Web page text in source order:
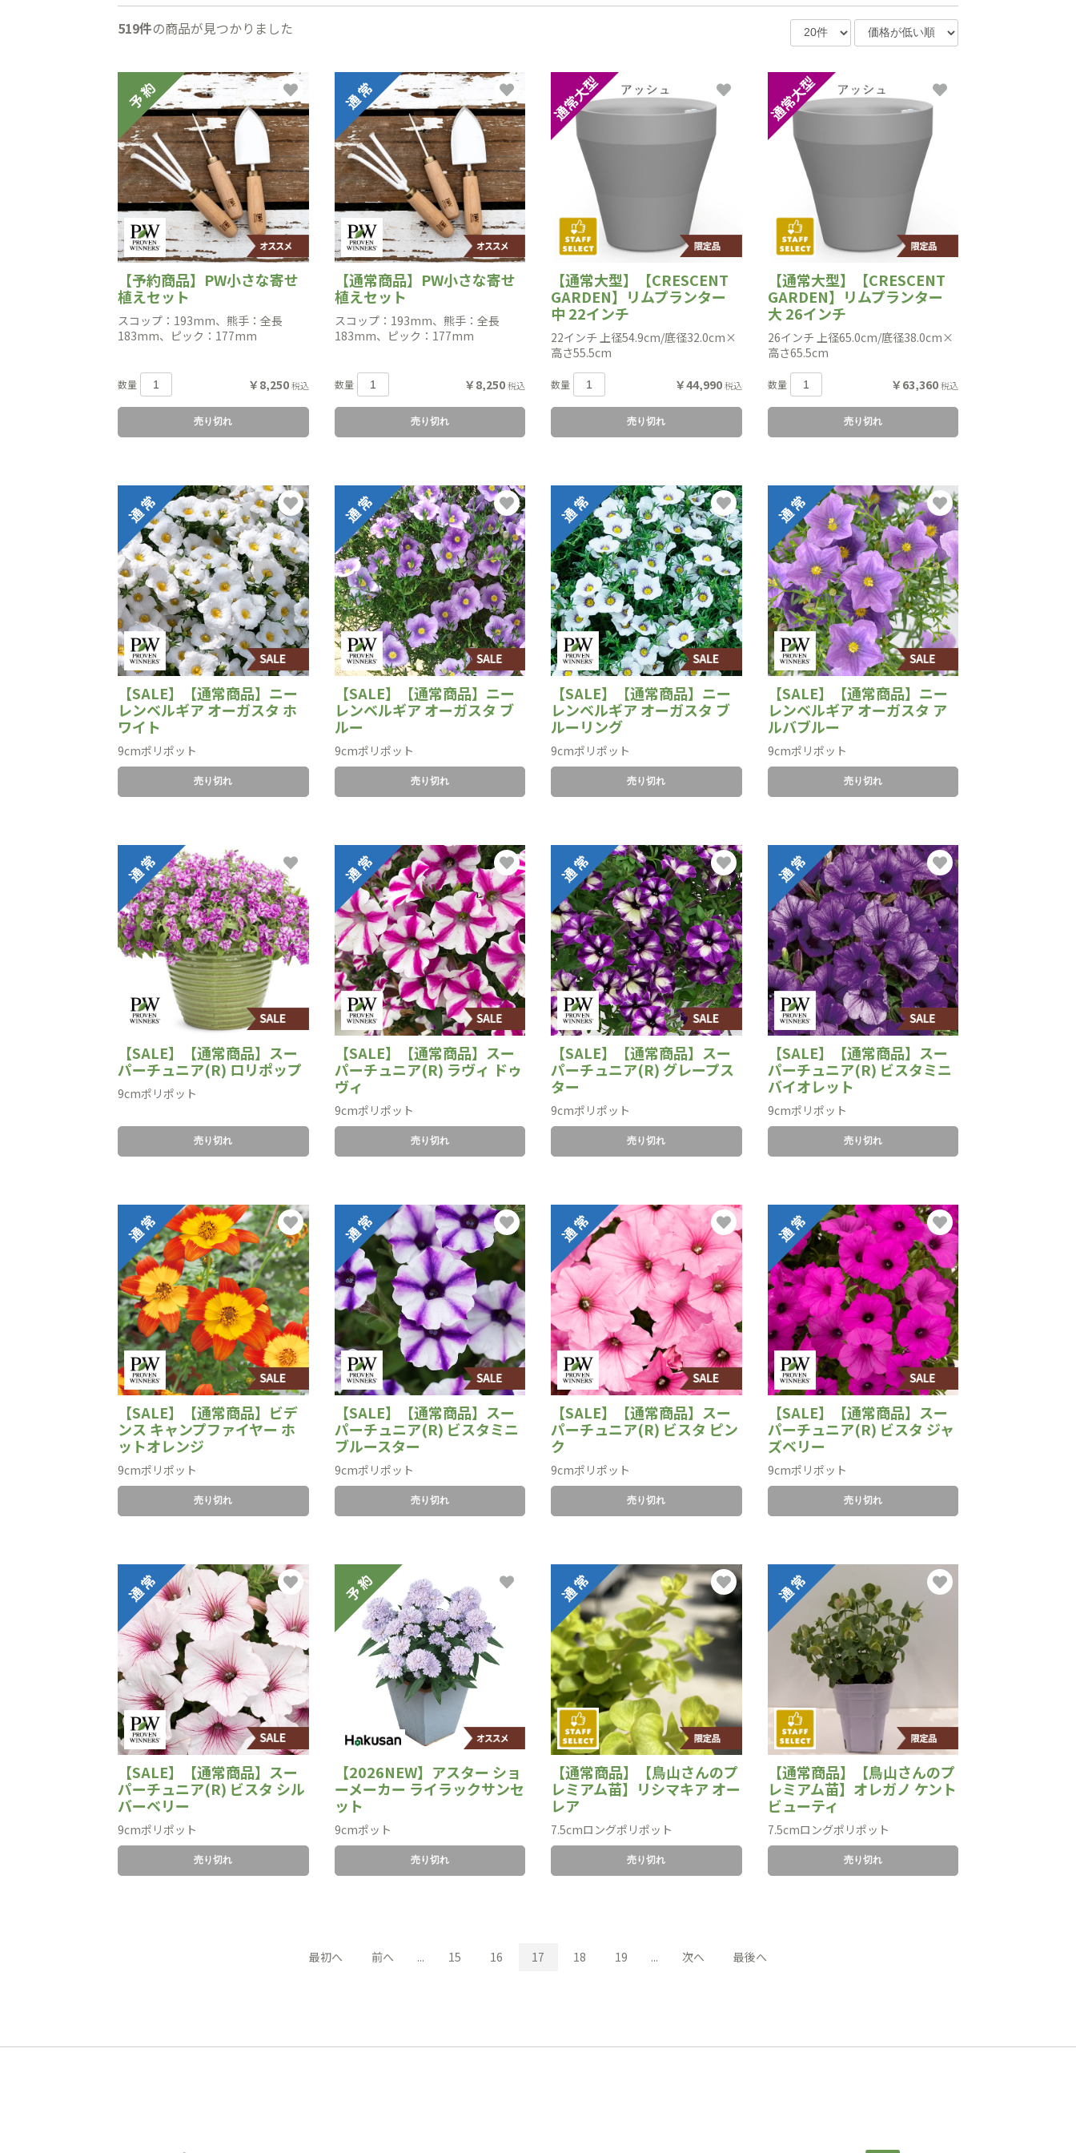
519件の商品が見つかりました
【予約商品】PW小さな寄せ
植えセット
スコップ：193mm、熊手：全長
183mm、ピック：177mm
数量 ￥8,250 税込
売り切れ
【通常商品】PW小さな寄せ
植えセット
スコップ：193mm、熊手：全長
183mm、ピック：177mm
数量 ￥8,250税込
売り切れ
【通常大型】【CRESCENT
GARDEN】リムプランター
中 22インチ
22インチ 上径54.9cm/底径32.0cm×
高さ55.5cm
数量 ￥44,990 税込
売り切れ
【通常大型】【CRESCENT
GARDEN】リムプランター
大 26インチ
26インチ 上径65.0cm/底径38.0cm×
高さ65.5cm
数量 ￥63,360税込
売り切れ
【SALE】【通常商品】ニー
レンベルギア オーガスタ ホ
ワイト
9cmポリポット
売り切れ
【SALE】【通常商品】ニー
レンベルギア オーガスタ ブ
ルー
9cmポリポット
売り切れ
【SALE】【通常商品】ニー
レンベルギア オーガスタ ブ
ルーリング
9cmポリポット
売り切れ
【SALE】【通常商品】ニー
レンベルギア オーガスタ ア
ルバブルー
9cmポリポット
売り切れ
【SALE】【通常商品】スー
パーチュニア(R) ロリポップ
9cmポリポット
売り切れ
【SALE】【通常商品】スー
パーチュニア(R) ラヴィ ドゥ
ヴィ
9cmポリポット
売り切れ
【SALE】【通常商品】スー
パーチュニア(R) グレープス
ター
9cmポリポット
売り切れ
【SALE】【通常商品】スー
パーチュニア(R) ビスタミニ
バイオレット
9cmポリポット
売り切れ
【SALE】【通常商品】ビデ
ンス キャンプファイヤー ホ
ットオレンジ
9cmポリポット
売り切れ
【SALE】【通常商品】スー
パーチュニア(R) ビスタミニ
ブルースター
9cmポリポット
売り切れ
【SALE】【通常商品】スー
パーチュニア(R) ビスタ ピン
ク
9cmポリポット
売り切れ
【SALE】【通常商品】スー
パーチュニア(R) ビスタ ジャ
ズベリー
9cmポリポット
売り切れ
【SALE】【通常商品】スー
パーチュニア(R) ビスタ シル
バーベリー
9cmポリポット
売り切れ
【2026NEW】アスター ショ
ーメーカー ライラックサンセ
ット
9cmポット
売り切れ
【通常商品】【鳥山さんのプ
レミアム苗】リシマキア オー
レア
7.5cmロングポリポット
売り切れ
【通常商品】【鳥山さんのプ
レミアム苗】オレガノ ケント
ビューティ
7.5cmロングポリポット
売り切れ
最初へ 前へ ... 15 16 17 18 19 ... 次へ 最後へ